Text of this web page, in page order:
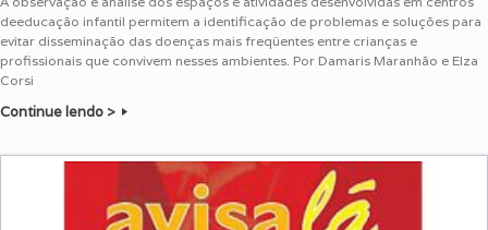
deeducação infantil permitem a identificação de problemas e soluções para
evitar disseminação das doenças mais freqüentes entre crianças e
profissionais que convivem nesses ambientes. Por Damaris Maranhão e Elza
Corsi
Continue lendo >